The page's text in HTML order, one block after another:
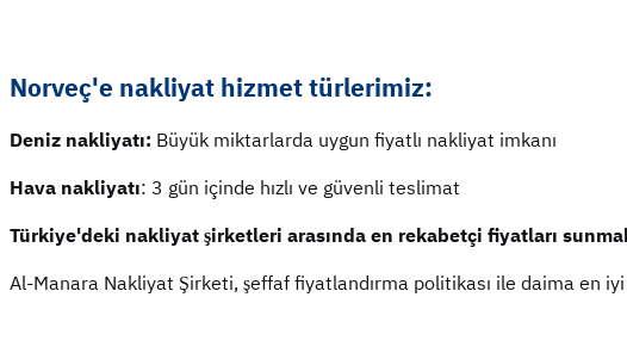
Norveç'e nakliyat hizmet türlerimiz:
Deniz nakliyatı: Büyük miktarlarda uygun fiyatlı nakliyat imkanı
Hava nakliyatı: 3 gün içinde hızlı ve güvenli teslimat
Türkiye'deki nakliyat şirketleri arasında en rekabetçi fiyatları
Al-Manara Nakliyat Şirketi, şeffaf fiyatlandırma politikası ile daima en